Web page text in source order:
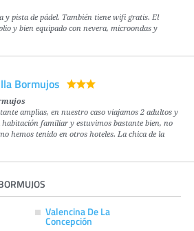
y pista de pádel. También tiene wifi gratis. El
y bien equipado con nevera, microondas y
Bormujos
amplias, en nuestro caso viajamos 2 adultos y
familiar y estuvimos bastante bien, no
hemos tenido en otros hoteles. La chica de la
Valencina De La
Concepción